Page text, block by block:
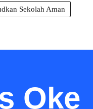
Sekolah Aman
Oke